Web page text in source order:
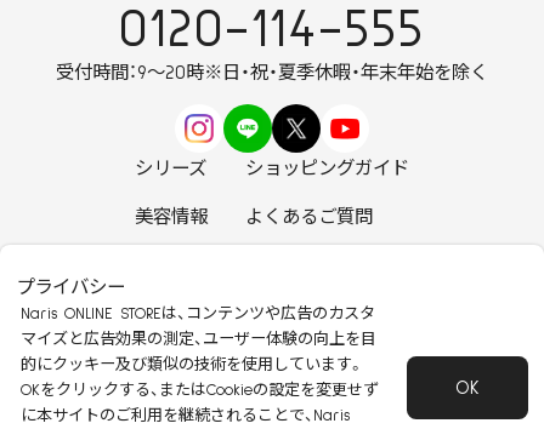
0120-114-555
受付時間：9～20時※日・祝・夏季休暇・年末年始を除く
シリーズ ショッピングガイド
美容情報 よくあるご質問
安心して安全にご使用いただくために
特定商取引法に基づく表記
会社概要
プライバシー
Naris ONLINE STOREは、コンテンツや広告のカスタ
マイズと広告効果の測定、ユーザー体験の向上を目
的にクッキー及び類似の技術を使用しています。
OKをクリックする、またはCookieの設定を変更せず
に本サイトのご利用を継続されることで、Naris
OK